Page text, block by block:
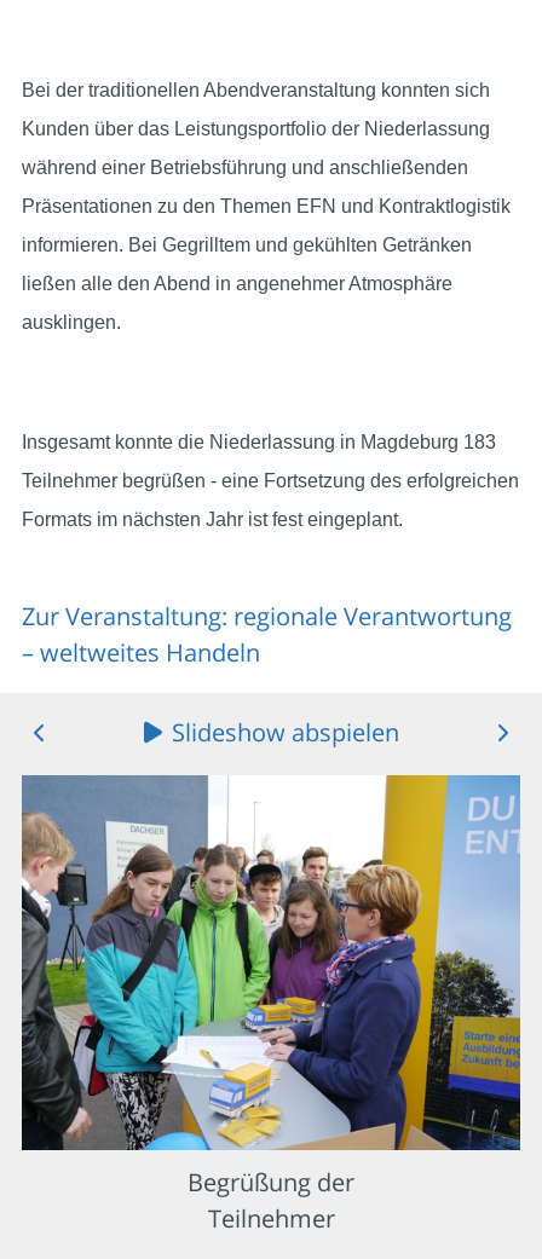
Bei der traditionellen Abendveranstaltung konnten sich
Kunden über das Leistungsportfolio der Niederlassung
während einer Betriebsführung und anschließenden
Präsentationen zu den Themen EFN und Kontraktlogistik
informieren. Bei Gegrilltem und gekühlten Getränken
ließen alle den Abend in angenehmer Atmosphäre
ausklingen.
Insgesamt konnte die Niederlassung in Magdeburg 183
Teilnehmer begrüßen - eine Fortsetzung des erfolgreichen
Formats im nächsten Jahr ist fest eingeplant.
Zur Veranstaltung: regionale Verantwortung
– weltweites Handeln
Slideshow abspielen
Begrüßung der
Teilnehmer